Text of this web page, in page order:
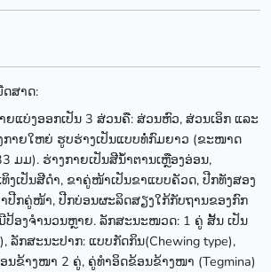
ສາດ:
ຍແບ່ງອອກເປັນ 3 ສ່ວນຄື: ສ່ວນຫົວ, ສ່ວນເອິກ ແລະ
າຍໃຫຍ່ ຮູບຮ່າງເປັນແບບທໍ່ກົມຍາວ (ຂະໜາດ
ມມ). ຮ່າງກາຍເປັນສີນໍ້າຕານເຫຼືອງອ່ອນ,
ງເປັນສີດໍາ, ຂາຄູ່ໜ້າເປັນຂາແບບຄັວດ, ປີກທັງສອງ
ປີກຄູ່ໜ້າ, ປີກບ່ອນຜະລິດສຽງໃກ້ກັບຖານຂອງກົກ
ອງຈຳນວນຫຼາຍ. ລັກສະນະໜວດ: 1 ຄູ່ ສັ້ນ ເປັນ
ລັກສະນະປາກ: ແບບກັດກິນ(Chewing type),
ນຂ້າງໜາ 2 ຄູ່, ຄູ່ທໍາອິດຂ້ອນຂ້າງໜາ (Tegmina)